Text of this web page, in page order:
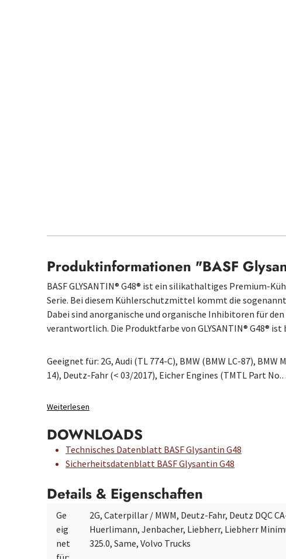
Produktinformationen "BASF
BASF GLYSANTIN® G48® ist ein silikathaltiges Premium-
Serie. Bei diesem Kühlerschutzmittel kommt die
Dabei sind anorganische und organische Inhibitoren für
verantwortlich. Die Produktfarbe von GLYSANTIN® G48® ist
Geeignet für: 2G, Audi (TL 774-C), BMW (BMW LC-87), BMW
14), Deutz-Fahr (< 03/2017), Eicher Engines (TMTL Part
Weiterlesen
DOWNLOADS
Technisches Datenblatt BASF Glysantin G48
Sicherheitsdatenblatt BASF Glysantin G48
Details & Eigenschaften
Ge
eig
net
2G, Caterpillar / MWM, Deutz-Fahr, Deutz DQC
Huerlimann, Jenbacher, Liebherr, Liebherr
325.0, Same, Volvo Trucks